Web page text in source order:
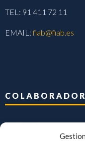
TEL: 91 411 72 11
EMAIL:fiab@fiab.es